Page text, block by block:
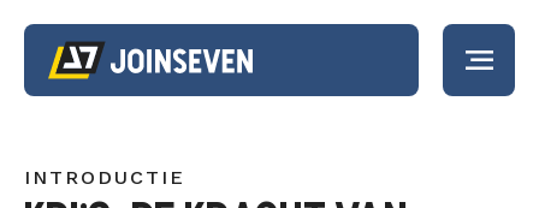
PORTFOLIO
INTRODUCTIE